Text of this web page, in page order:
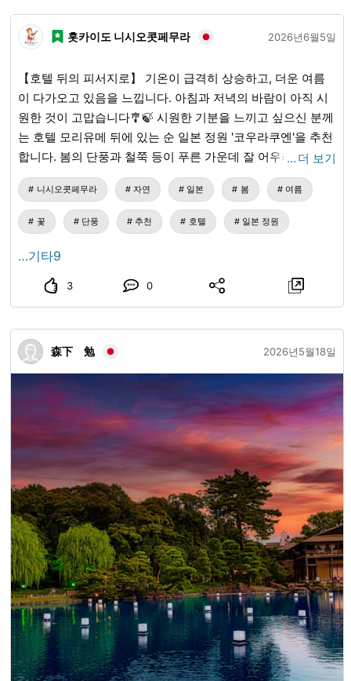
홋카이도 니시오콧페무라 2026년6월5일
【호텔 뒤의 피서지로】 기온이 급격히 상승하고, 더운 여름
이 다가오고 있음을 느낍니다. 아침과 저녁의 바람이 아직 시
원한 것이 고맙습니다🎐🍃 시원한 기분을 느끼고 싶으신 분께
는 호텔 모리유메 뒤에 있는 순 일본 정원 '코우라쿠엔'을 추천
합니다. 봄의 단풍과 철쭉 등이 푸른 가운데 잘 어우러져 있습
니다. 하얀 꽃은 아세비입니다. 한자로 쓰면 '馬酔木'입니다.
잎에 독이 있어, 잎을 먹은 말은 다리가 저려서 잘 걷지 못하게
된다고 합니다. 그런 모습에서 아세비라고 불리는 것 같습니
다. 정원 안에 있는 동아리는 소풍이나 느긋하게 차를 마시기
에 안성맞춤입니다. 바람이 불 때 나뭇잎이 스치는 소리와, 작
순 일본 정원 #피서
… 더 보기
니시오콧페무라 자연 일본 봄 여름
꽃 단풍 추천 호텔 일본 정원
…기타9
3 0
森下 勉 2026년5월18일